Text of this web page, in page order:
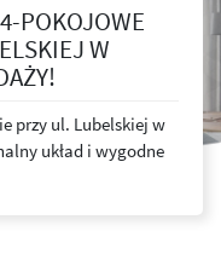
POKOJOWE
W
przy ul. Lubelskiej w
układ i wygodne